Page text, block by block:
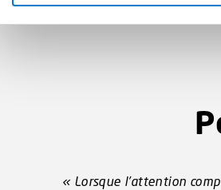
« Lorsque l’attention